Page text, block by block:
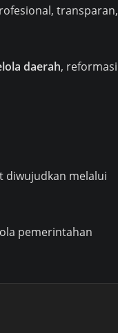
transparan,
daerah, reformasi
diwujudkan melalui
pemerintahan